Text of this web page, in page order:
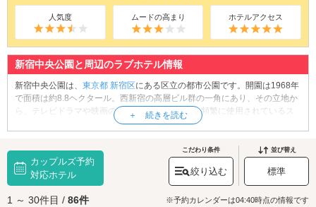
人気度 ムードの高まり ホテルアクセス
新宿中央公園と周辺のラブホテル情報
新宿中央公園は、 東京都 新宿区にある区立の都市公園です。開園は1968年
で面積は約8.8ヘクタール。西新宿の高層ビル群の一角にあり、その立地か
ら、テレビドラマや映画のロケーション撮影にも頻繁に使用されているス
ポットです。園内には芝生広場、噴水「新宿ナイアガラの滝」のほか、レ
た、花見の名所としても知られ、3月下旬から4月上旬にかけては多くの花
見客で賑わいます。都営大江戸線 ・都庁前駅から徒歩約1分、
出て徒歩約10分、まさに“都会のオアシス”とも言える緑豊かな公園で散策デ
ートをお楽しみください。
新宿中央公園へは、
歌舞伎町エリアのラブホテル、新宿西口エリアのラブ
カップルズ予約
対応ホテル
こだわり条件
絞り込む
並び替え
標準
1 ～ 30件目 / 86件 ※予約カレンダーは04:40時点の情報です